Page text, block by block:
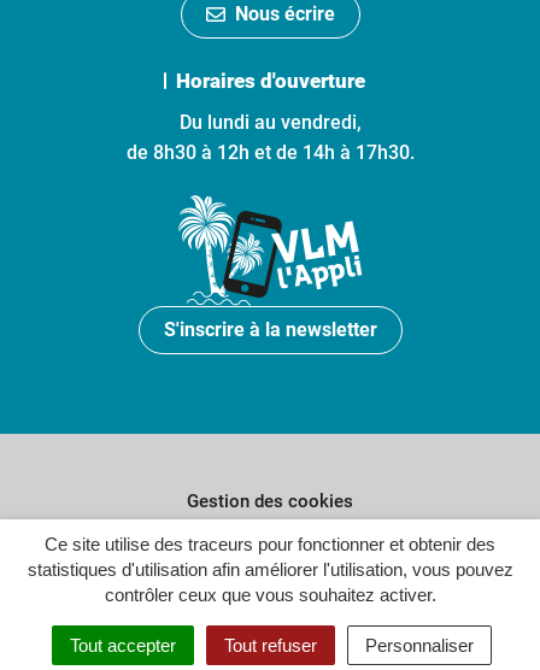
Ce site utilise des traceurs pour fonctionner et obtenir des
statistiques d'utilisation afin améliorer l'utilisation, vous pouvez
contrôler ceux que vous souhaitez activer.
Tout accepter Tout refuser Personnaliser
Nous écrire
Horaires d'ouverture
Du lundi au vendredi,
de 8h30 à 12h et de 14h à 17h30.
S'inscrire à la newsletter
Gestion des cookies
Plan du site
Politique de confidentialité
Crédits